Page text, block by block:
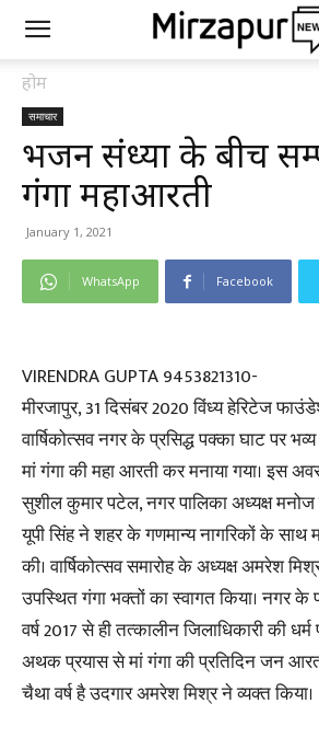
होम
समाचार
भजन संध्या के बीच
गंगा महाआरती
January 1, 2021
WhatsApp Facebook
VIRENDRA GUPTA 9453821310-
मीरजापुर, 31 दिसंबर 2020 विंध्य हेरिटेज
वार्षिकोत्सव नगर के प्रसिद्ध पक्का घाट पर
मां गंगा की महा आरती कर मनाया गया। इस
सुशील कुमार पटेल, नगर पालिका अध्यक्ष
यूपी सिंह ने शहर के गणमान्य नागरिकों के साथ
की। वार्षिकोत्सव समारोह के अध्यक्ष अमरेश
उपस्थित गंगा भक्तों का स्वागत किया। नगर के
वर्ष 2017 से ही तत्कालीन जिलाधिकारी की
अथक प्रयास से मां गंगा की प्रतिदिन जन
चैथा वर्ष है उदगार अमरेश मिश्र ने व्यक्त किया।